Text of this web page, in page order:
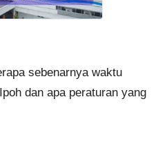
sebenarnya waktu
dan apa peraturan yang